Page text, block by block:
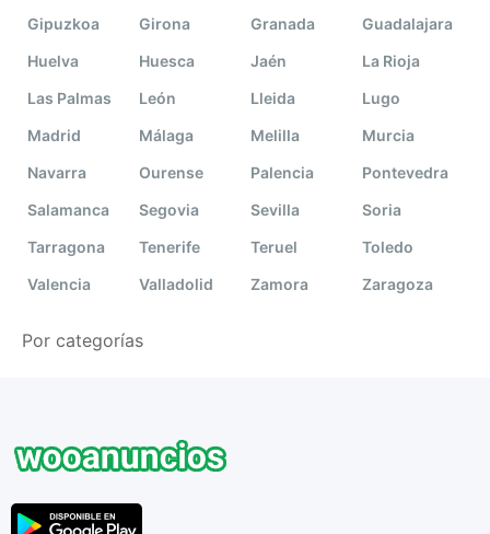
Gipuzkoa
Girona Granada
Guadalajara
Huelva
Huesca Jaén
La Rioja
Las Palmas
León Lleida
Lugo
Madrid
Málaga Melilla
Murcia
Navarra
Ourense Palencia
Pontevedra
Salamanca
Segovia Sevilla
Soria
Tarragona
Tenerife Teruel
Toledo
Valencia
Valladolid Zamora Zaragoza
Por categorías